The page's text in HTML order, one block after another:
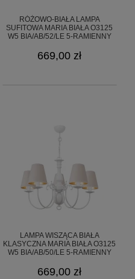
RÓŻOWO-BIAŁA LAMPA
SUFITOWA MARIA BIAŁA O3125
W5 BIA/AB/52/LE 5-RAMIENNY
669,00 zł
LAMPA WISZĄCA BIAŁA
KLASYCZNA MARIA BIAŁA O3125
W5 BIA/AB/50/LE 5-RAMIENNY
669,00 zł